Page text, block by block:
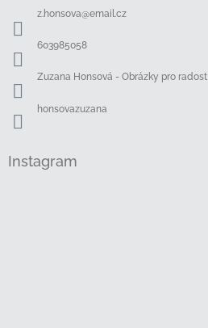
z.honsova@email.cz
603985058
Zuzana Honsová - Obrázky pro radost
honsovazuzana
Instagram